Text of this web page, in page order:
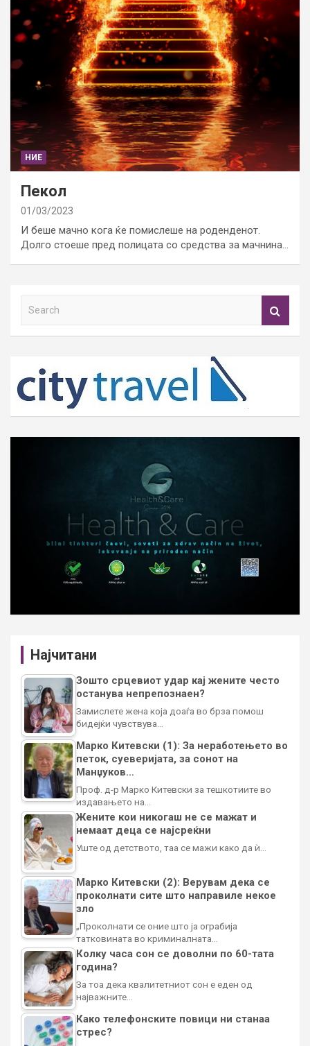
НИЕ
Пекол
01/03/2023
И беше мачно кога ќе помислеше на роденденот.
Долго стоеше пред полицата со средства за мачнина…
h
Најчитани
Зошто срцевиот удар кај жените често
останува непрепознаен?
Замислете жена која доаѓа во брза помош
бидејќи чувствува…
Марко Китевски (1): За неработењето во
петок, суеверијата, за сонот на
Манџуков…
Проф. д-р Марко Китевски за тешкотиите во
издавањето на…
Жените кои никогаш не се мажат и
немаат деца се најсреќни
Уште од детството, таа се мажи како да ѝ…
Марко Китевски (2): Верувам дека се
проколнати сите што направиле некое
зло
„Проколнати се оние што ја ограбија
татковината во криминалната…
Колку часа сон се доволни по 60-тата
година?
За тоа дека квалитетниот сон е еден од
најважните…
Како телефонските повици ни станаа
стрес?